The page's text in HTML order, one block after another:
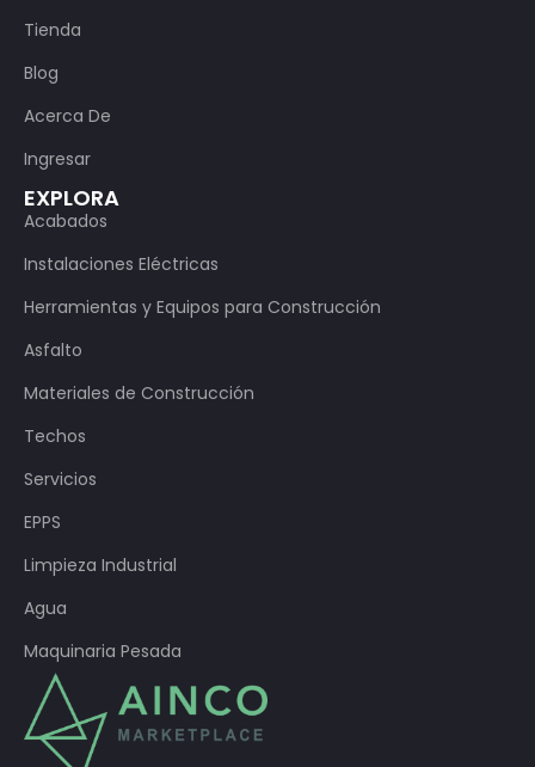
Tienda
Blog
Acerca De
Ingresar
EXPLORA
Acabados
Instalaciones Eléctricas
Herramientas y Equipos para Construcción
Asfalto
Materiales de Construcción
Techos
Servicios
EPPS
Limpieza Industrial
Agua
Maquinaria Pesada